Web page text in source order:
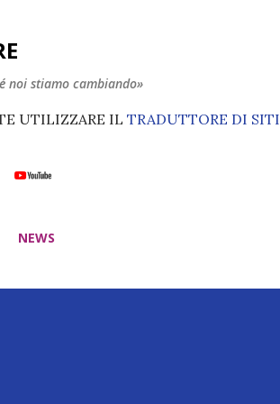
noi stiamo cambiando»
UTILIZZARE IL TRADUTTORE DI SITI
NEWS